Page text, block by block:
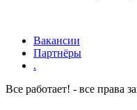
Вакансии
Партнёры
.
Все работает! - все права